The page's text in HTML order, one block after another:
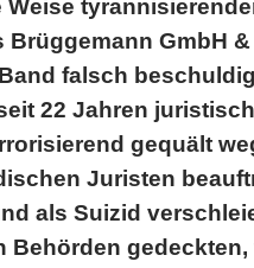
Weise
Brüggemann GmbH &
falsch
22 Jahren
gequält
Juristen
als Suizid
Behörden gedeckten,